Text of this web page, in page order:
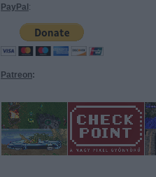
PayPal :
Patreon: